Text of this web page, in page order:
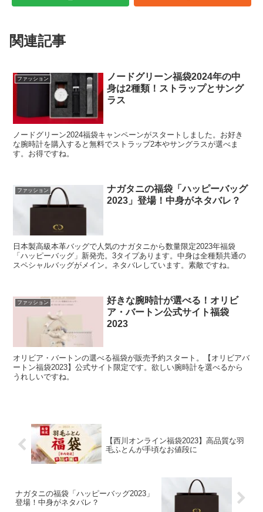
関連記事
ファッション
ノードグリーン福袋2024年の中
身は2種類！ストラップとサング
ラス
ノードグリーン2024福袋キャンペーンがスタートしました。お好き
な腕時計を購入すると無料でストラップ2本やサングラスが選べま
す。お得ですね。
ファッション
ナガタニの福袋「ハッピーバッグ
2023」登場！中身がネタバレ？
日本製高級本革バッグで人気のナガタニから数量限定2023年福袋
「ハッピーバッグ」新発売。3タイプあります。中身は全種類共通の
スペシャルバッグがメイン。ネタバレしています。素敵ですね。
ファッション
好きな腕時計が選べる！オリビ
ア・バートン公式サイト福袋
2023
オリビア・バートンの選べる福袋が販売予約スタート。【オリビアバ
ートン福袋2023】公式サイト限定です。欲しい腕時計を選べるから
うれしいですね。
【西川オンライン福袋2023】高品質な羽
毛ふとんが手頃なお値段に
ナガタニの福袋「ハッピーバッグ2023」
登場！中身がネタバレ？